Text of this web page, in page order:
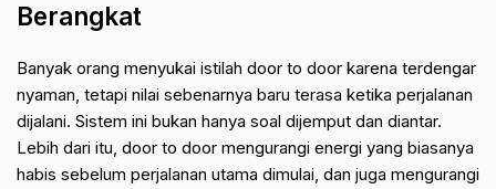
Berangkat
Banyak orang menyukai istilah door to door karena terdengar
nyaman, tetapi nilai sebenarnya baru terasa ketika perjalanan
dijalani. Sistem ini bukan hanya soal dijemput dan diantar.
Lebih dari itu, door to door mengurangi energi yang biasanya
habis sebelum perjalanan utama dimulai, dan juga mengurangi